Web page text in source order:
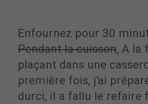
Enfournez pour 30
Pendant la cuisson, A la
plaçant dans une
première fois, j'ai
durci, il a fallu le refaire